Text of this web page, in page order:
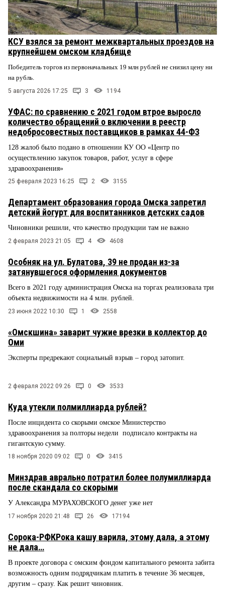
КСУ взялся за ремонт межквартальных проездов на
крупнейшем омском кладбище
Победитель торгов из первоначальных 19 млн рублей не снизил цену ни
на рубль.
5 августа 2026 17:25 3 1194
УФАС: по сравнению с 2021 годом втрое выросло
количество обращений о включении в реестр
недобросовестных поставщиков в рамках 44-ФЗ
128 жалоб было подано в отношении КУ ОО «Центр по
осуществлению закупок товаров, работ, услуг в сфере
здравоохранения»
25 февраля 2023 16:25 2 3155
Департамент образования города Омска запретил
детский йогурт для воспитанников детских садов
Чиновники решили, что качество продукции там не важно
2 февраля 2023 21:05 4 4608
Особняк на ул. Булатова, 39 не продан из-за
затянувшегося оформления документов
Всего в 2021 году администрация Омска на торгах реализовала три
объекта недвижимости на 4 млн. рублей.
23 июня 2022 10:30 1 2558
«Омскшина» заварит чужие врезки в коллектор до
Оми
Эксперты предрекают социальный взрыв – город затопит.
2 февраля 2022 09:26 0 3533
Куда утекли полмиллиарда рублей?
После инцидента со скорыми омское Министерство
здравоохранения за полторы недели подписало контракты на
гигантскую сумму.
18 ноября 2020 09:02 0 3415
Минздрав аврально потратил более полумиллиарда
после скандала со скорыми
У Александра МУРАХОВСКОГО денег уже нет
17 ноября 2020 21:48 26 17194
Сорока-РФКРока кашу варила, этому дала, а этому
не дала…
В проекте договора с омским фондом капитального ремонта забита
возможность одним подрядчикам платить в течение 36 месяцев,
другим – сразу. Как решит чиновник.